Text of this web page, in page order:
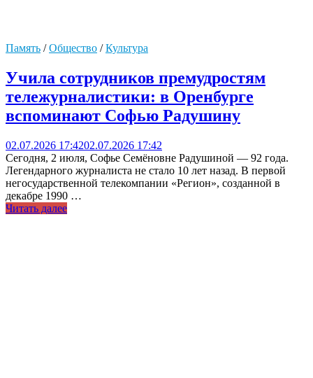
Память /Общество /Культура
Учила сотрудников премудростям
тележурналистики: в Оренбурге
вспоминают Софью Радушину
02.07.2026 17:4202.07.2026 17:42
Сегодня, 2 июля, Софье Семёновне Радушиной — 92 года.
Легендарного журналиста не стало 10 лет назад. В первой
негосударственной телекомпании «Регион», созданной в
декабре 1990 …
Читать далее